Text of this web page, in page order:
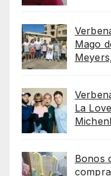
Mago
La
Bonos